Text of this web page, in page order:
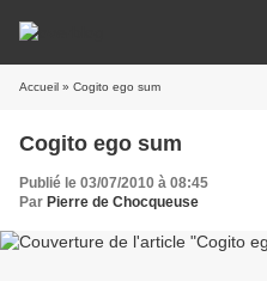
Accueil » Cogito ego sum
Cogito ego sum
Publié le 03/07/2010 à 08:45
Par Pierre de Chocqueuse